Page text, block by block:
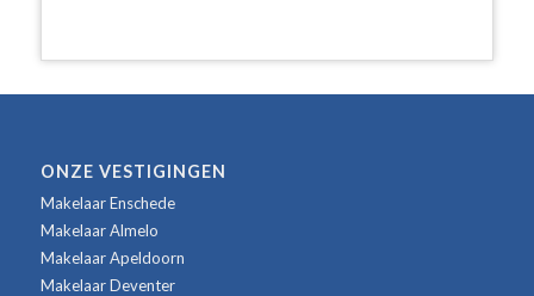
ONZE VESTIGINGEN
Makelaar Enschede
Makelaar Almelo
Makelaar Apeldoorn
Makelaar Deventer